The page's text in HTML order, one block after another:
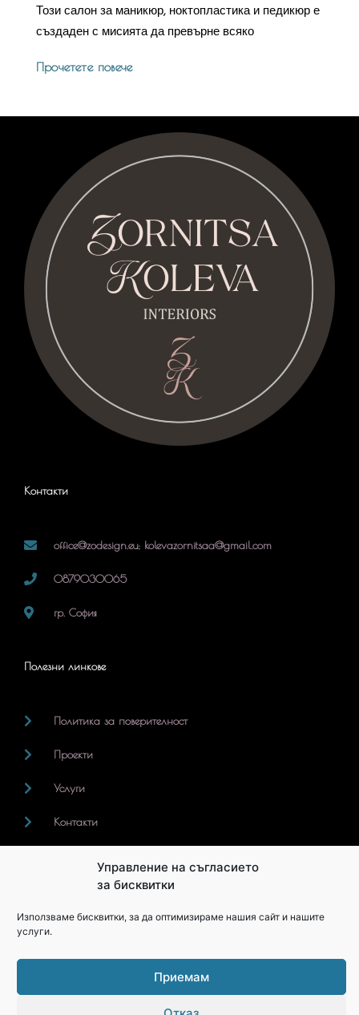
Управление на съгласието
за бисквитки
Използваме бисквитки, за да оптимизираме нашия сайт и нашите
услуги.
Приемам
Този салон за маникюр, ноктопластика и педикюр е
създаден с мисията да превърне всяко
Прочетете повече
Контакти
office@zodesign.eu; kolevazornitsaa@gmail.com
0879030065
гр. София
Полезни линкове
Политика за поверителност
Проекти
Услуги
Контакти
Последвайте ни
F
a
o
g